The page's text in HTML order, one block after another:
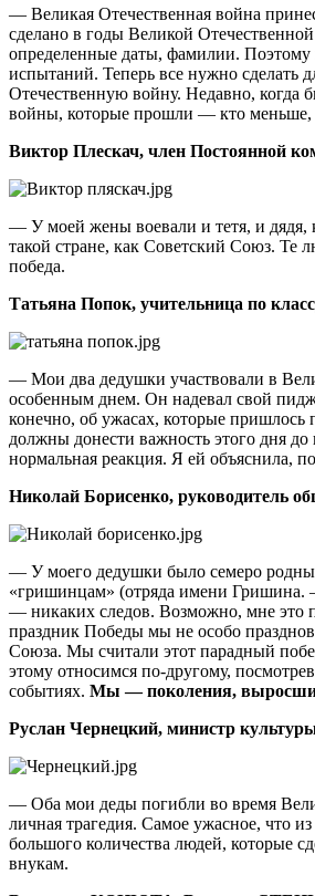
— Великая Отечественная война
сделано в годы Великой
определенные даты, фамилии. Поэтому
испытаний. Теперь все нужно сделать
Отечественную войну. Недавно, когда
войны, которые прошли — кто
Виктор Плескач, член Постоянной
— У моей жены воевали и тетя, и дядя,
такой стране, как Советский Союз. Те
победа.
Татьяна Попок, учительница по
— Мои два дедушки участвовали в
особенным днем. Он надевал свой
конечно, об ужасах, которые
должны донести важность этого дня
нормальная реакция. Я ей объяснила,
Николай Борисенко, руководитель
— У моего дедушки было семеро
«гришинцам» (отряда имени Гришина.
— никаких следов. Возможно, мне это
праздник Победы мы не особо
Союза. Мы считали этот парадный
этому относимся по-другому,
событиях. Мы —поколения,
Руслан Чернецкий, министр
— Оба мои деды погибли во время
личная трагедия. Самое ужасное, что
большого количества людей, которые
внукам.